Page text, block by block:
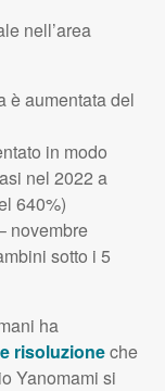
nell’area
è aumentata del
in modo
nel 2022 a
640%)
novembre
sotto i 5
ha
risoluzioneche
Yanomami si